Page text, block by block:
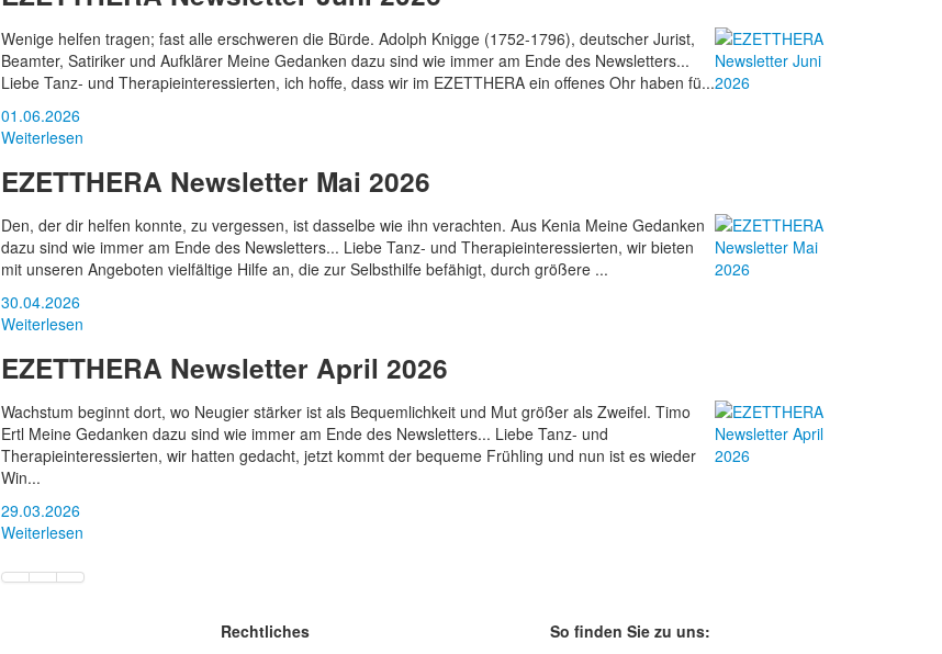
Wenige helfen tragen; fast alle erschweren die Bürde. Adolph Knigge (1752-1796), deutscher Jurist,
Beamter, Satiriker und Aufklärer Meine Gedanken dazu sind wie immer am Ende des Newsletters...
Liebe Tanz- und Therapieinteressierten, ich hoffe, dass wir im EZETTHERA ein offenes Ohr haben fü...
01.06.2026
Weiterlesen
EZETTHERA Newsletter Mai 2026
Den, der dir helfen konnte, zu vergessen, ist dasselbe wie ihn verachten. Aus Kenia Meine Gedanken
dazu sind wie immer am Ende des Newsletters... Liebe Tanz- und Therapieinteressierten, wir bieten
mit unseren Angeboten vielfältige Hilfe an, die zur Selbsthilfe befähigt, durch größere ...
30.04.2026
Weiterlesen
EZETTHERA Newsletter April 2026
Wachstum beginnt dort, wo Neugier stärker ist als Bequemlichkeit und Mut größer als Zweifel. Timo
Ertl Meine Gedanken dazu sind wie immer am Ende des Newsletters... Liebe Tanz- und
Therapieinteressierten, wir hatten gedacht, jetzt kommt der bequeme Frühling und nun ist es wieder
Win...
29.03.2026
Weiterlesen
Rechtliches
So finden Sie zu uns: